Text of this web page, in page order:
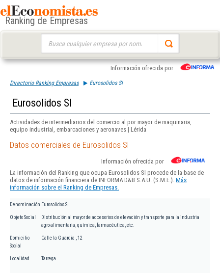
Ranking de Empresas
Información ofrecida por
Directorio Ranking Empresas Eurosolidos Sl
Eurosolidos Sl
Actividades de intermediarios del comercio al por mayor de maquinaria,
equipo industrial, embarcaciones y aeronaves | Lérida
Datos comerciales de Eurosolidos Sl
Información ofrecida por
La información del Ranking que ocupa Eurosolidos Sl procede de la base de
datos de información financiera de INFORMA D&B S.A.U. (S.M.E.). Más
información sobre el Ranking de Empresas.
Denominación Eurosolidos Sl
Objeto Social
Distribución al mayor de accesorios de elevación y transporte para la industria
agro-alimentaria, química, farmacéutica, etc.
Domicilio
Social
Calle la Guardia , 12
Localidad Tarrega